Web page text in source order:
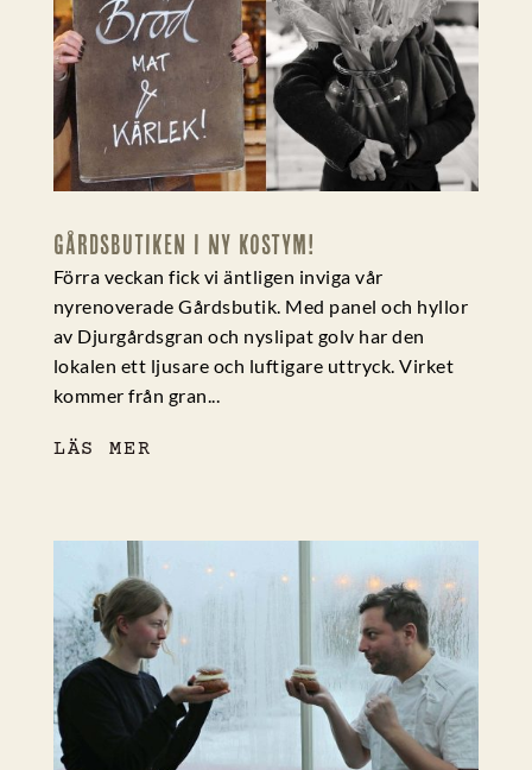
GÅRDSBUTIKEN I NY KOSTYM!
Förra veckan fick vi äntligen inviga vår
nyrenoverade Gårdsbutik. Med panel och hyllor
av Djurgårdsgran och nyslipat golv har den
lokalen ett ljusare och luftigare uttryck. Virket
kommer från gran...
LÄS MER